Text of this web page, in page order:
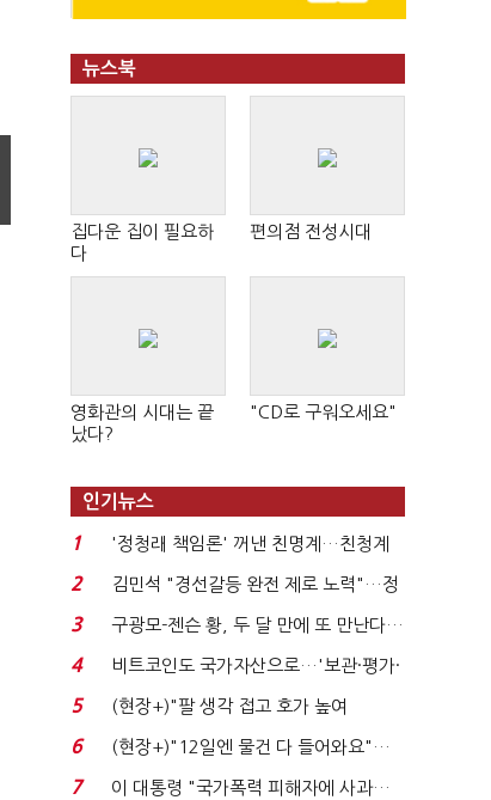
뉴스북
집다운 집이 필요하
다
편의점 전성시대
영화관의 시대는 끝
났다?
"CD로 구워오세요"
인기뉴스
1
'정청래 책임론' 꺼낸 친명계…친청계
는 추가투표 때리기...
2
김민석 "경선갈등 완전 제로 노력"…정
청래 "반명 공세 사...
3
구광모-젠슨 황, 두 달 만에 또 만난다…
로봇·AI 등 논...
4
비트코인도 국가자산으로…'보관·평가·
처분' 기준은 ...
5
(현장+)"팔 생각 접고 호가 높여
요"…'덜 똘똘한 한 채' 20...
6
(현장+)"12일엔 물건 다 들어와요"…
빈 매대 채우며 문 연 ...
7 이 대통령 "국가폭력 피해자에 사과…